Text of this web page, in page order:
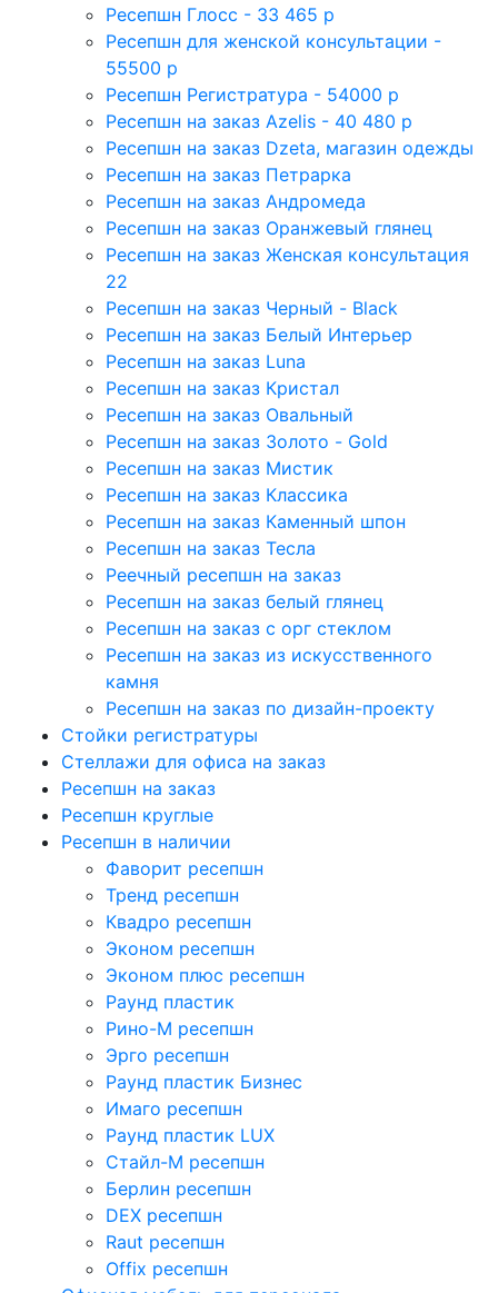
Ресепшн Глосс - 33 465 р
Ресепшн для женской консультации -
55500 р
Ресепшн Регистратура - 54000 р
Ресепшн на заказ Azelis - 40 480 р
Ресепшн на заказ Dzeta, магазин одежды
Ресепшн на заказ Петрарка
Ресепшн на заказ Андромеда
Ресепшн на заказ Оранжевый глянец
Ресепшн на заказ Женская консультация
22
Ресепшн на заказ Черный - Black
Ресепшн на заказ Белый Интерьер
Ресепшн на заказ Luna
Ресепшн на заказ Кристал
Ресепшн на заказ Овальный
Ресепшн на заказ Золото - Gold
Ресепшн на заказ Мистик
Ресепшн на заказ Классика
Ресепшн на заказ Каменный шпон
Ресепшн на заказ Тесла
Реечный ресепшн на заказ
Ресепшн на заказ белый глянец
Ресепшн на заказ с орг стеклом
Ресепшн на заказ из искусственного
камня
Ресепшн на заказ по дизайн-проекту
Стойки регистратуры
Стеллажи для офиса на заказ
Ресепшн на заказ
Ресепшн круглые
Ресепшн в наличии
Фаворит ресепшн
Тренд ресепшн
Квадро ресепшн
Эконом ресепшн
Эконом плюс ресепшн
Раунд пластик
Рино-М ресепшн
Эрго ресепшн
Раунд пластик Бизнес
Имаго ресепшн
Раунд пластик LUX
Стайл-М ресепшн
Берлин ресепшн
DEX ресепшн
Raut ресепшн
Offix ресепшн